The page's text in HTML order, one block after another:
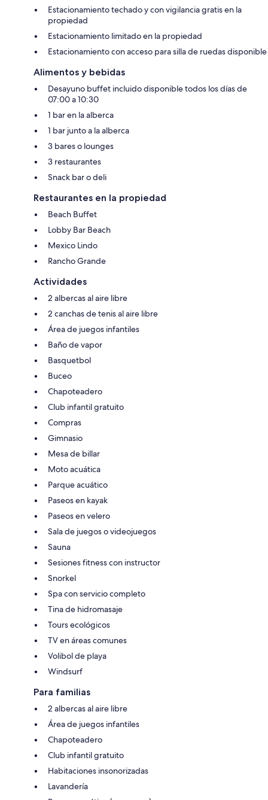
Estacionamiento techado y con vigilancia gratis en la
propiedad
Estacionamiento limitado en la propiedad
Estacionamiento con acceso para silla de ruedas disponible
Alimentos y bebidas
Desayuno buffet incluido disponible todos los días de
07:00 a 10:30
1 bar en la alberca
1 bar junto a la alberca
3 bares o lounges
3 restaurantes
Snack bar o deli
Restaurantes en la propiedad
Beach Buffet
Lobby Bar Beach
Mexico Lindo
Rancho Grande
Actividades
2 albercas al aire libre
2 canchas de tenis al aire libre
Área de juegos infantiles
Baño de vapor
Basquetbol
Buceo
Chapoteadero
Club infantil gratuito
Compras
Gimnasio
Mesa de billar
Moto acuática
Parque acuático
Paseos en kayak
Paseos en velero
Sala de juegos o videojuegos
Sauna
Sesiones fitness con instructor
Snorkel
Spa con servicio completo
Tina de hidromasaje
Tours ecológicos
TV en áreas comunes
Volibol de playa
Windsurf
Para familias
2 albercas al aire libre
Área de juegos infantiles
Chapoteadero
Club infantil gratuito
Habitaciones insonorizadas
Lavandería